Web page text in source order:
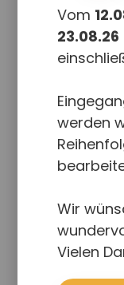
Vom
23.08.26
werden
Wir
Vielen